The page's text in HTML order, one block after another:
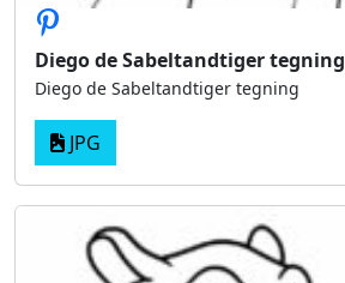
Diego de Sabeltandtiger tegning
Diego de Sabeltandtiger tegning
JPG